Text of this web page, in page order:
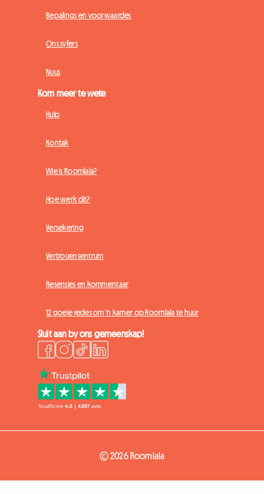
Bepalings en voorwaardes
Ons syfers
Nuus
Kom meer te wete
Hulp
Kontak
Wie is Roomlala?
Hoe werk dit?
Versekering
Vertrouensentrum
Resensies en kommentaar
12 goeie redes om 'n kamer op Roomlala te huur
Sluit aan by ons gemeenskap!
© 2026 Roomlala